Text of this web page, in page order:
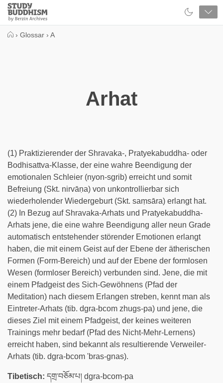
Close
Study
Buddhism
› Glossar › A
Arhat
(1) Praktizierender der Shravaka-, Pratyekabuddha- oder
Bodhisattva-Klasse, der eine wahre Beendigung der
emotionalen Schleier (nyon-sgrib) erreicht und somit
Befreiung (Skt. nirvāṇa) von unkontrollierbar sich
wiederholender Wiedergeburt (Skt. saṃsāra) erlangt hat.
(2) In Bezug auf Shravaka-Arhats und Pratyekabuddha-
Arhats jene, die eine wahre Beendigung aller neun Grade
automatisch entstehender störender Emotionen erlangt
haben, die mit einem Geist auf der Ebene der ätherischen
Formen (Form-Bereich) und auf der Ebene der formlosen
Wesen (formloser Bereich) verbunden sind. Jene, die mit
einem Pfadgeist des Sich-Gewöhnens (Pfad der
Meditation) nach diesem Erlangen streben, kennt man als
Eintreter-Arhats (tib. dgra-bcom zhugs-pa) und jene, die
dieses Ziel mit einem Pfadgeist, der keines weiteren
Trainings mehr bedarf (Pfad des Nicht-Mehr-Lernens)
erreicht haben, sind bekannt als resultierende Verweiler-
Arhats (tib. dgra-bcom 'bras-gnas).
Tibetisch: དགྲ་བཅོམ་པ། dgra-bcom-pa